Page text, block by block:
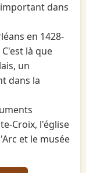
dans
en 1428-
là que
un
dans la
Croix, l'église
et le musée